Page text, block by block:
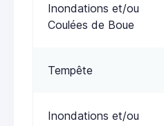
Inondations et/ou
Coulées de Boue
Tempête
Inondations et/ou